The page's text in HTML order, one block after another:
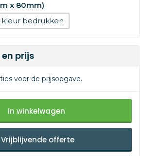
x 80mm)
prijs
voor de prijsopgave.
In winkelwagen
Vrijblijvende offerte